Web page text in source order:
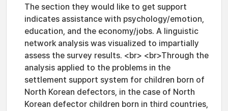
The section they would like to get support
indicates assistance with psychology/emotion,
education, and the economy/jobs. A linguistic
network analysis was visualized to impartially
assess the survey results. <br> <br>Through the
analysis applied to the problems in the
settlement support system for children born of
North Korean defectors, in the case of North
Korean defector children born in third countries,